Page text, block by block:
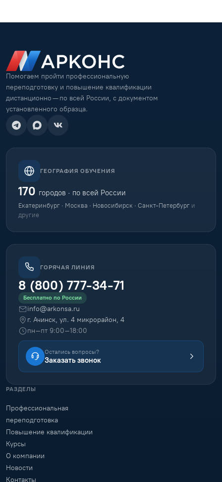
Помогаем пройти профессиональную
переподготовку и повышение квалификации
дистанционно — по всей России, с документом
установленного образца.
ГЕОГРАФИЯ ОБУЧЕНИЯ
170 городов · по всей России
Екатеринбург · Москва · Новосибирск · Санкт-Петербург и
другие
ГОРЯЧАЯ ЛИНИЯ
8 (800) 777-34-71
Бесплатно по России
info@arkonsa.ru
г. Ачинск, ул. 4 микрорайон, 4
пн–пт 9:00–18:00
Остались вопросы?
Заказать звонок
РАЗДЕЛЫ
Профессиональная
переподготовка
Повышение квалификации
Курсы
О компании
Новости
Контакты